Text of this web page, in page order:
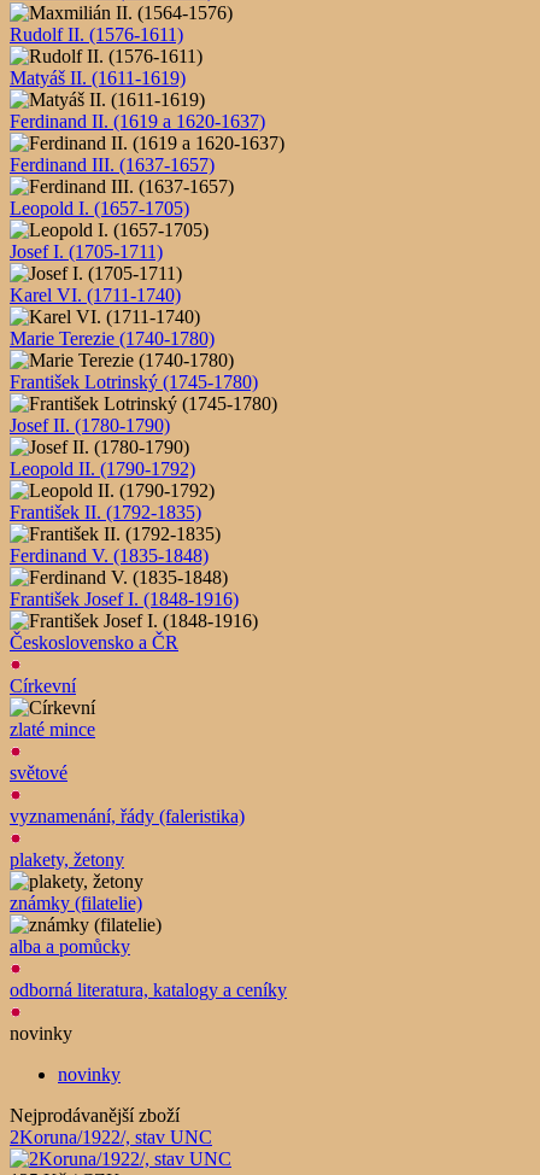
Rudolf II. (1576-1611)
Matyáš II. (1611-1619)
Ferdinand II. (1619 a 1620-1637)
Ferdinand III. (1637-1657)
Leopold I. (1657-1705)
Josef I. (1705-1711)
Karel VI. (1711-1740)
Marie Terezie (1740-1780)
František Lotrinský (1745-1780)
Josef II. (1780-1790)
Leopold II. (1790-1792)
František II. (1792-1835)
Ferdinand V. (1835-1848)
František Josef I. (1848-1916)
Československo a ČR
Církevní
zlaté mince
světové
vyznamenání, řády (faleristika)
plakety, žetony
známky (filatelie)
alba a pomůcky
odborná literatura, katalogy a ceníky
novinky
novinky
Nejprodávanější zboží
2Koruna/1922/, stav UNC